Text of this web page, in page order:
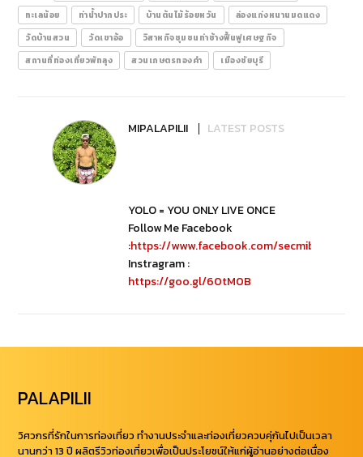
ทะเลน้อย
ท่าน้ำปากประ บ้านต้นไม้ร้อยหวัน
ล่องแก่งหนานมดแดง
วัดบ้านสวน
วัดเขาอ้อ
วิสาหกิจชุมชนท่าช้างฟื้นฟูเศษฐกิจ
สถานที่ท่องเที่ยวพัทลุง
สวนเกษตรทองคำ เมืองชัยบุรี
MIPALAPILII LATEST POSTS
YOLO = YOU ONLY LIVE ONCE
Follow Me Facebook
:https://www.facebook.com/secmibubbib
Instragram :
https://goo.gl/60tM0B
PALAPILII
วิศวกรที่รักในการท่องเที่ยว ทำงานประจำและท่องเที่ยวควบคุ่กันไปเป็นเวลา
นานกว่า 13 ปี ผลิตรีวิวท่องเที่ยวเพื่อเป็นประโยชน์ให้แก่ผู้อ่านอย่างต่อเนื่อง